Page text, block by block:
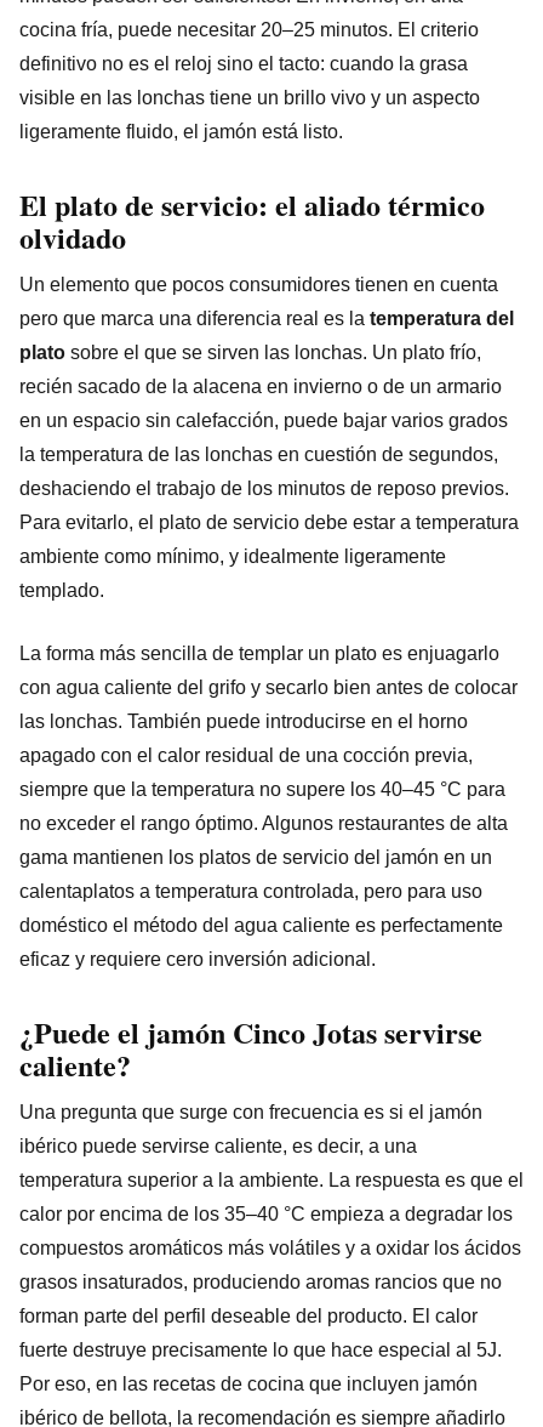
cocina fría, puede necesitar 20–25 minutos. El criterio
definitivo no es el reloj sino el tacto: cuando la grasa
visible en las lonchas tiene un brillo vivo y un aspecto
ligeramente fluido, el jamón está listo.
El plato de servicio: el aliado térmico
olvidado
Un elemento que pocos consumidores tienen en cuenta
pero que marca una diferencia real es la temperatura del
plato sobre el que se sirven las lonchas. Un plato frío,
recién sacado de la alacena en invierno o de un armario
en un espacio sin calefacción, puede bajar varios grados
la temperatura de las lonchas en cuestión de segundos,
deshaciendo el trabajo de los minutos de reposo previos.
Para evitarlo, el plato de servicio debe estar a temperatura
ambiente como mínimo, y idealmente ligeramente
templado.
La forma más sencilla de templar un plato es enjuagarlo
con agua caliente del grifo y secarlo bien antes de colocar
las lonchas. También puede introducirse en el horno
apagado con el calor residual de una cocción previa,
siempre que la temperatura no supere los 40–45 °C para
no exceder el rango óptimo. Algunos restaurantes de alta
gama mantienen los platos de servicio del jamón en un
calentaplatos a temperatura controlada, pero para uso
doméstico el método del agua caliente es perfectamente
eficaz y requiere cero inversión adicional.
¿Puede el jamón Cinco Jotas servirse
caliente?
Una pregunta que surge con frecuencia es si el jamón
ibérico puede servirse caliente, es decir, a una
temperatura superior a la ambiente. La respuesta es que el
calor por encima de los 35–40 °C empieza a degradar los
compuestos aromáticos más volátiles y a oxidar los ácidos
grasos insaturados, produciendo aromas rancios que no
forman parte del perfil deseable del producto. El calor
fuerte destruye precisamente lo que hace especial al 5J.
Por eso, en las recetas de cocina que incluyen jamón
ibérico de bellota, la recomendación es siempre añadirlo